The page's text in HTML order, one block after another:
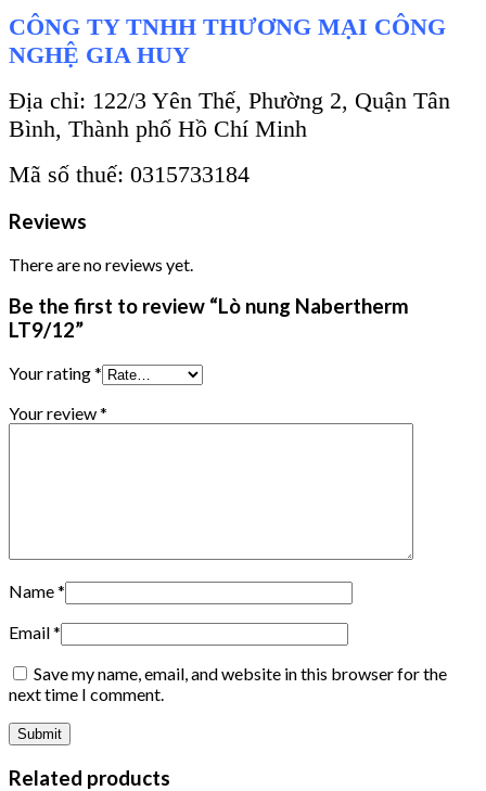
CÔNG TY TNHH THƯƠNG MẠI CÔNG
NGHỆ GIA HUY
Địa chỉ: 122/3 Yên Thế, Phường 2, Quận Tân
Bình, Thành phố Hồ Chí Minh
Mã số thuế: 0315733184
Reviews
There are no reviews yet.
Be the first to review “Lò nung Nabertherm
LT9/12”
Your rating*
Your review*
Name*
Email*
Save my name, email, and website in this browser for the
next time I comment.
Related products